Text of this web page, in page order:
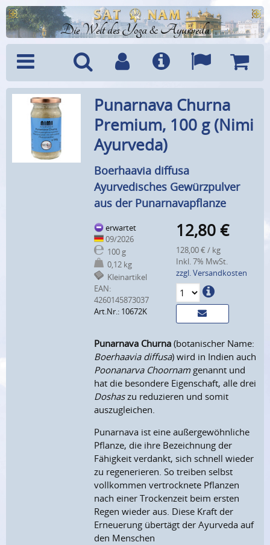
Die Welt des Yoga & Ayurveda
Menü SucheBenutzerkonto
Info Sprachen
Punarnava Churna
Premium, 100 g (Nimi
Ayurveda)
Boerhaavia diffusa
Ayurvedisches Gewürzpulver
aus der Punarnavapflanze
erwartet
09/2026
100 g
0,12 kg
Kleinartikel
EAN:
4260145873037
Art.Nr.: 10672K
12,80 €
128,00 € / kg
Inkl. 7% MwSt.
zzgl. Versandkosten
Punarnava Churna (botanischer Name:
Boerhaavia diffusa) wird in Indien auch
Poonanarva Choornamgenannt und
hat die besondere Eigenschaft, alle drei
Doshaszu reduzieren und somit
auszugleichen.
Punarnava ist eine außergewöhnliche
Pflanze, die ihre Bezeichnung der
Fähigkeit verdankt, sich schnell wieder
zu regenerieren. So treiben selbst
vollkommen vertrocknete Pflanzen
nach einer Trockenzeit beim ersten
Regen wieder aus. Diese Kraft der
Erneuerung übertägt der Ayurveda auf
den Menschen